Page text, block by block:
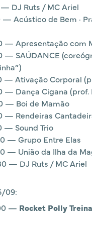
— DJ Ruts / MC Ariel
— Acústico de Bem ·
— Apresentação com
— SAÚDANCE
— Ativação Corporal
— Dança Cigana (prof.
— Boi de Mamão
— Rendeiras
— Sound Trio
— Grupo Entre Elas
— União da Ilha da
— DJ Ruts / MC Ariel
09:
— Rocket Polly